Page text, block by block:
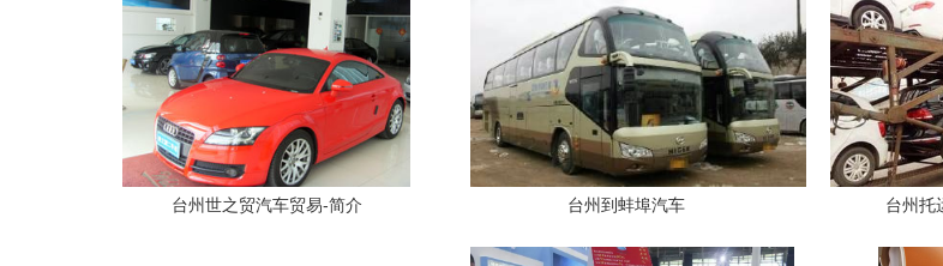
台州世之贸汽车贸易-简介 台州到蚌埠汽车 台州托